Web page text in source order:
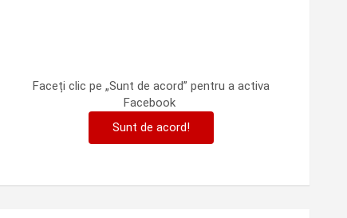
Faceți clic pe „Sunt de acord” pentru a activa
Facebook
Sunt de acord!